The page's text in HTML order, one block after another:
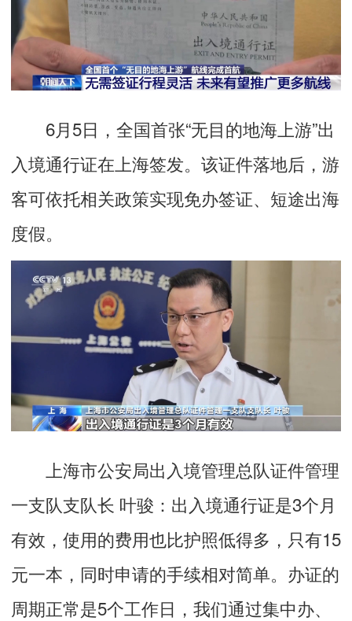
6月5日，全国首张“无目的地海上游”出
入境通行证在上海签发。该证件落地后，游
客可依托相关政策实现免办签证、短途出海
度假。
上海市公安局出入境管理总队证件管理
一支队支队长 叶骏： 出入境通行证是3个月
有效，使用的费用也比护照低得多，只有15
元一本，同时申请的手续相对简单。办证的
周期正常是5个工作日，我们通过集中办、